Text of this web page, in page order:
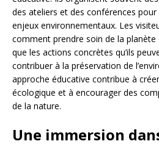
des ateliers et des conférences pour
enjeux environnementaux. Les
comment prendre soin de la
que les actions concrètes qu’ils
contribuer à la préservation de
approche éducative contribue à
écologique et à encourager des
de la nature.
Une immersion